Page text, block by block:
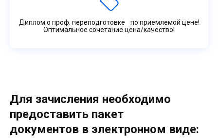
Диплом о проф. переподготовке по приемлемой цене!
Оптимальное сочетание цена/качество!
Для зачисления необходимо
предоставить пакет
документов в электронном виде: